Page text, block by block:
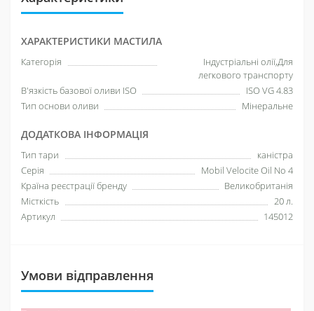
ХАРАКТЕРИСТИКИ МАСТИЛА
Категорія
Індустріальні олії,Для
легкового транспорту
В'язкість базової оливи ISO
ISO VG 4.83
Тип основи оливи
Мінеральне
ДОДАТКОВА ІНФОРМАЦІЯ
Тип тари
каністра
Серія
Mobil Velocite Oil No 4
Країна реєстрації бренду
Великобританія
Місткість
20 л.
Артикул
145012
Умови відправлення